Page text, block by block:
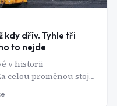
kdy dřív. Tyhle tři
to nejde
v historii
celou proměnou stojí
tom mohou